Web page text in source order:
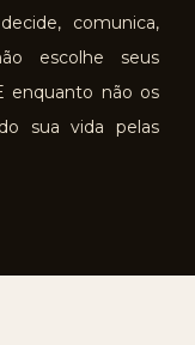
comunica,
escolhe seus
enquanto não os
sua vida pelas